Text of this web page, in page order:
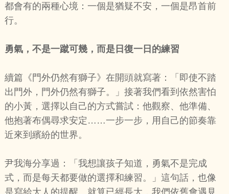
都會有的兩種心境：一個是猶疑不安，一個是昂首前
行。
勇氣，不是一蹴可幾，而是日復一日的練習
續篇《門外仍然有獅子》在開頭就寫著：「即使不踏
出門外，門外仍然有獅子。」接著我們看到依然害怕
的小黃，選擇以自己的方式嘗試：他觀察、他準備、
他抱著布偶尋求安定……一步一步，用自己的節奏靠
近來到繽紛的世界。
尹我海分享過：「我想讓孩子知道，勇氣不是完成
式，而是每天都要做的選擇和練習。」這句話，也像